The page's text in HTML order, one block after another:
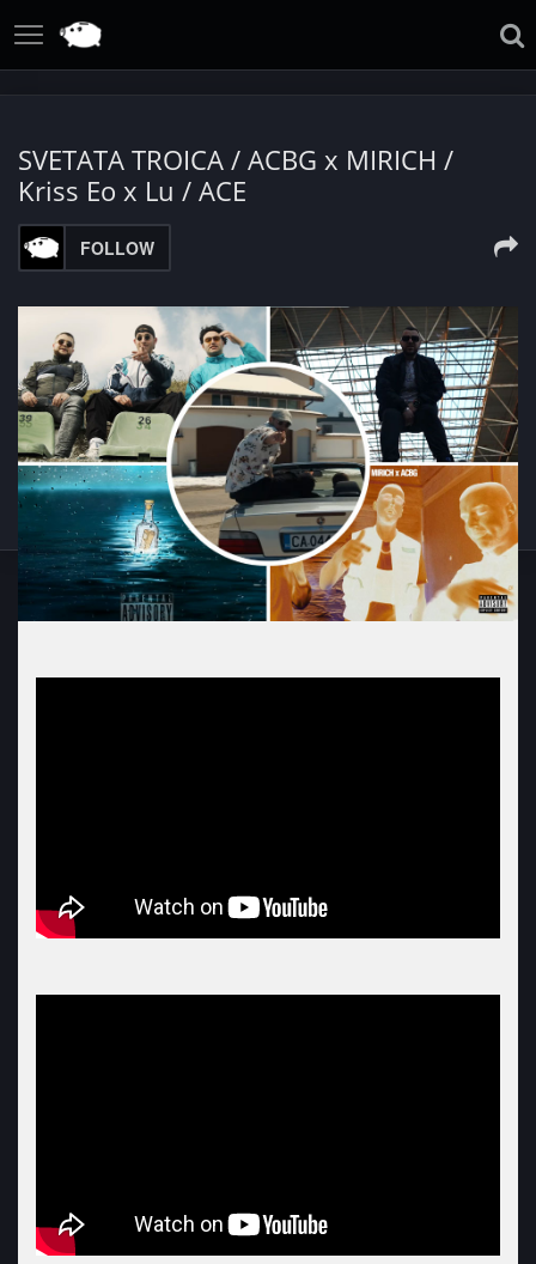
SVETATA TROICA / ACBG x MIRICH /
Kriss Eo x Lu / ACE
FOLLOW